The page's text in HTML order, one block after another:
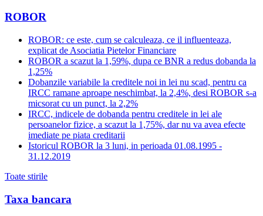
ROBOR
ROBOR: ce este, cum se calculeaza, ce il influenteaza,
explicat de Asociatia Pietelor Financiare
ROBOR a scazut la 1,59%, dupa ce BNR a redus dobanda la
1,25%
Dobanzile variabile la creditele noi in lei nu scad, pentru ca
IRCC ramane aproape neschimbat, la 2,4%, desi ROBOR s-a
micsorat cu un punct, la 2,2%
IRCC, indicele de dobanda pentru creditele in lei ale
persoanelor fizice, a scazut la 1,75%, dar nu va avea efecte
imediate pe piata creditarii
Istoricul ROBOR la 3 luni, in perioada 01.08.1995 -
31.12.2019
Toate stirile
Taxa bancara